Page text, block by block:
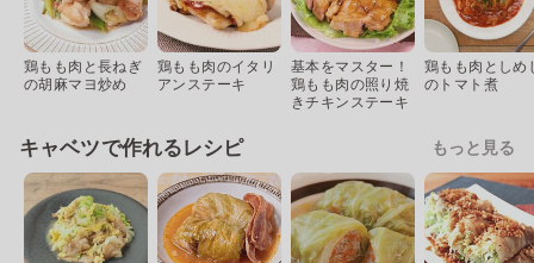
鶏もも肉と長ねぎ
の胡麻マヨ炒め
鶏もも肉のイタリ
アンステーキ
基本をマスター！
鶏もも肉の照り焼
きチキンステーキ
鶏もも肉としめ
のトマト煮
キャベツで作れるレシピ もっと見る